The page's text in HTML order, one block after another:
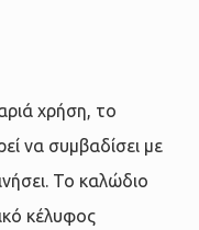
χρήση, το
να συμβαδίσει με
Το καλώδιο
κέλυφος